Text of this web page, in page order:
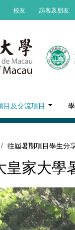
校友 訪客及朋友
目及交流項目
/ 往屆暑期項目學生分
皇家大學